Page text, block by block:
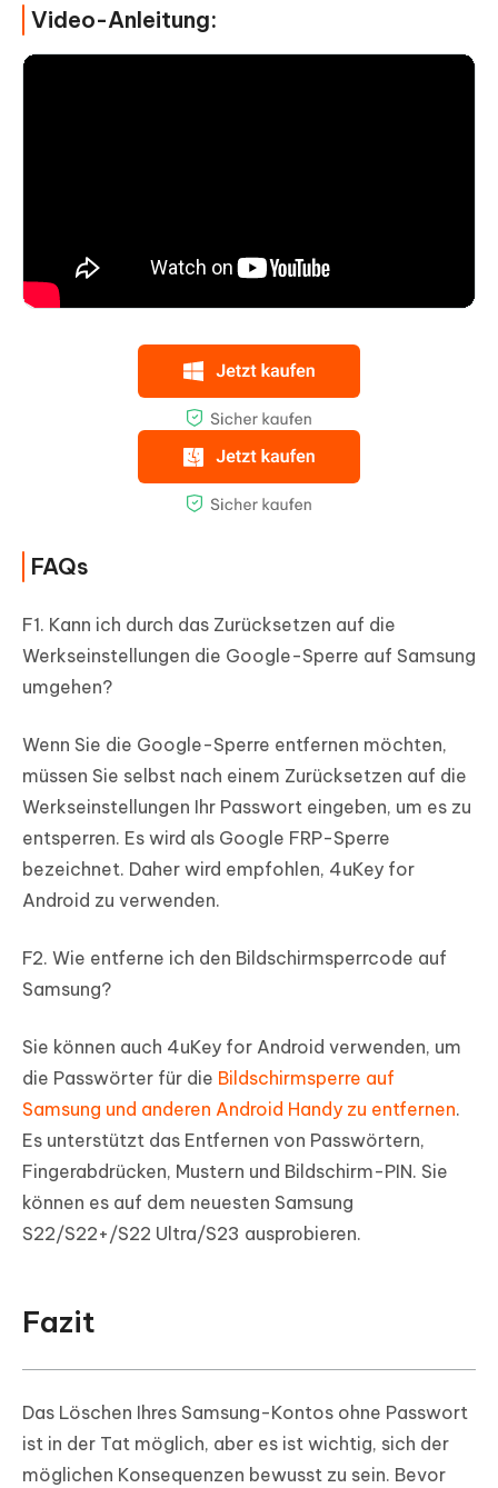
Video-Anleitung:
FAQs
F1. Kann ich durch das Zurücksetzen auf die
Werkseinstellungen die Google-Sperre auf Samsung
umgehen?
Wenn Sie die Google-Sperre entfernen möchten,
müssen Sie selbst nach einem Zurücksetzen auf die
Werkseinstellungen Ihr Passwort eingeben, um es zu
entsperren. Es wird als Google FRP-Sperre
bezeichnet. Daher wird empfohlen, 4uKey for
Android zu verwenden.
F2. Wie entferne ich den Bildschirmsperrcode auf
Samsung?
Sie können auch 4uKey for Android verwenden, um
die Passwörter für die Bildschirmsperre auf
Samsung und anderen Android Handy zu entfernen.
Es unterstützt das Entfernen von Passwörtern,
Fingerabdrücken, Mustern und Bildschirm-PIN. Sie
können es auf dem neuesten Samsung
S22/S22+/S22 Ultra/S23 ausprobieren.
Fazit
Das Löschen Ihres Samsung-Kontos ohne Passwort
ist in der Tat möglich, aber es ist wichtig, sich der
möglichen Konsequenzen bewusst zu sein. Bevor